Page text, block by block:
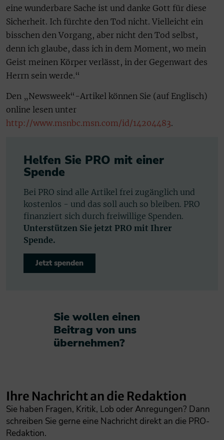
eine wunderbare Sache ist und danke Gott für diese
Sicherheit. Ich fürchte den Tod nicht. Vielleicht ein
bisschen den Vorgang, aber nicht den Tod selbst,
denn ich glaube, dass ich in dem Moment, wo mein
Geist meinen Körper verlässt, in der Gegenwart des
Herrn sein werde.“
Den „Newsweek“-Artikel können Sie (auf Englisch)
online lesen unter
http://www.msnbc.msn.com/id/14204483.
Helfen Sie PRO mit einer
Spende
Bei PRO sind alle Artikel frei zugänglich und
kostenlos - und das soll auch so bleiben. PRO
finanziert sich durch freiwillige Spenden.
Unterstützen Sie jetzt PRO mit Ihrer
Spende.
Jetzt spenden
Sie wollen einen
Beitrag von uns
übernehmen?​
Ihre Nachricht an die Redaktion
Sie haben Fragen, Kritik, Lob oder Anregungen? Dann
schreiben Sie gerne eine Nachricht direkt an die PRO-
Redaktion.